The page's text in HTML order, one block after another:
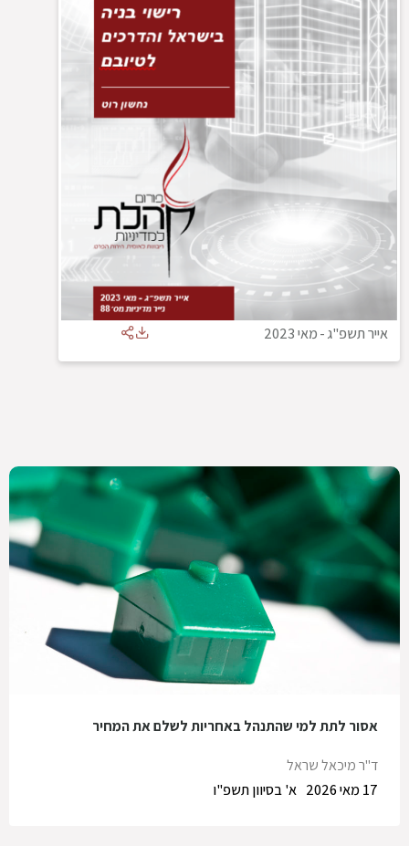
אייר תשפ"ג-מאי 2023
אסור לתת למי שהתנהל באחריות לשלם את המחיר
ד"ר מיכאל שראל
א' בסיוון תשפ"ו
17 מאי 2026